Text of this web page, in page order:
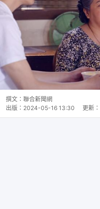
撰文： 聯合新聞網
出版： 2024-05-16 13:30 更新：